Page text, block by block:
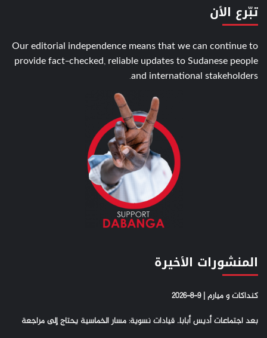
تبّرع الأن
Our editorial independence means that we can continue to
provide fact-checked, reliable updates to Sudanese people
and international stakeholders.
المنشورات الأخيرة
كنداكات و ميارم | 9-8-2026
بعد اجتماعات أديس أبابا.. قيادات نسوية: مسار الخماسية يحتاج إلى مراجعة